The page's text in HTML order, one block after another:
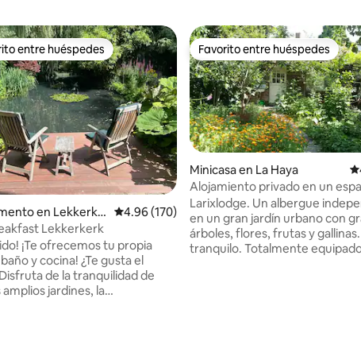
de 5; 557 evaluaciones
en Favorito entre huéspedes
entre huéspedes
en Lekkerke
Calificación promedio: 4.96 de 5; 170
4.96 (170)
Lekkerkerk
¡Te ofrecemos tu propia
cocina! ¿Te gusta el
de la tranquilidad de
jardines, la
Favorito entre huéspedes
Favorito entre huéspedes
Minicasa en La Haya
Alojamiento privado en un
jardín urbano cerca del centro
Larixlodge. Un albergue
en un gran jardín urbano con
árboles, flores, frutas y
tranquilo. Totalmente